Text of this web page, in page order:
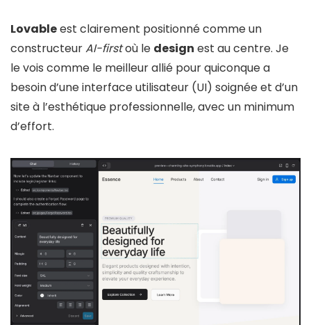
Logique Métier
Fonctionnalités clés et Approche du
Développement Assisté par IA
Facilité d’utilisation et Expérience
Utilisateur (UX)
Tarification et Plans : Prévisibilité des
Coûts
Intégrations disponibles et Écosystème
Qualité du support client et Conformité
Fonctionnalités IA : Du Prototype à l’Outil
Opérationnel
Tableau Comparatif Synthétique
Lovableest clairement positionné comme un
constructeurAI-firstoù le design est au centre. Je
le vois comme le meilleur allié pour quiconque a
besoin d’une interface utilisateur (UI) soignée et d’un
site à l’esthétique professionnelle, avec un minimum
d’effort.